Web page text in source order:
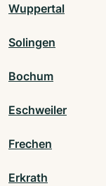
Wuppertal
Solingen
Bochum
Eschweiler
Frechen
Erkrath